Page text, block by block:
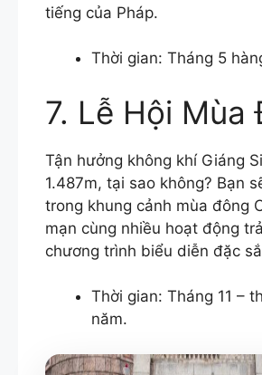
tiếng của Pháp.
Thời gian: Tháng 5
7. Lễ Hội Mùa
Tận hưởng không khí Giáng
1.487m, tại sao không? Bạn
trong khung cảnh mùa đông
mạn cùng nhiều hoạt động
chương trình biểu diễn đặc
Thời gian: Tháng 11 –
năm.